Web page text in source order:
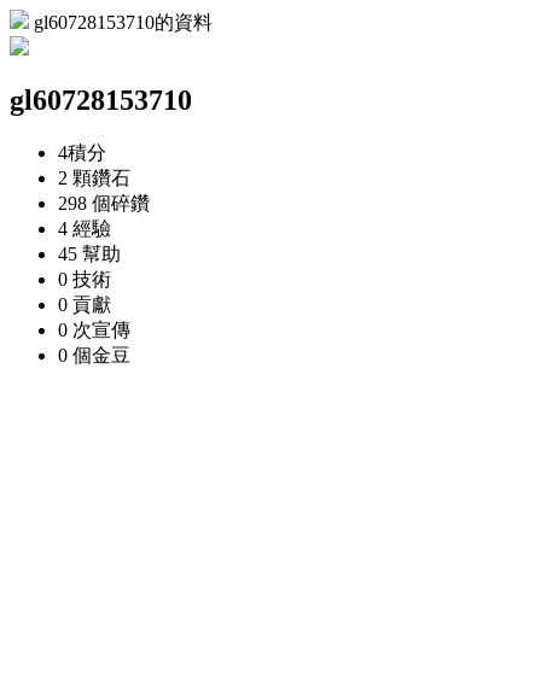
gl60728153710的資料
gl60728153710
4積分
2 顆鑽石
298 個碎鑽
4 經驗
45 幫助
0 技術
0 貢獻
0 次宣傳
0 個金豆